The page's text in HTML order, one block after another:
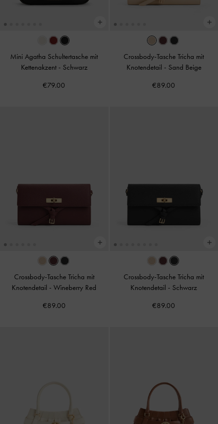
Mini Agatha Schultertasche mit
Kettenakzent - Schwarz
€79.00
Crossbody-Tasche Tricha mit
Knotendetail - Sand Beige
€89.00
Crossbody-Tasche Tricha mit
Knotendetail -Wineberry Red
€89.00
Crossbody-Tasche Tricha mit
Knotendetail - Schwarz
€89.00